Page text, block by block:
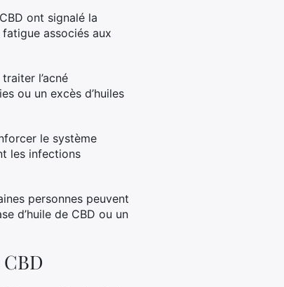
ont signalé la
associés aux
l’acné
ou un excès d’huiles
le système
les infections
personnes peuvent
d’huile de CBD ou un